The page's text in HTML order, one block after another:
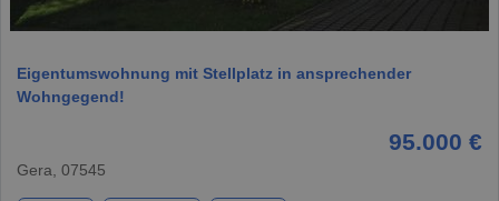
Eigentumswohnung mit Stellplatz in ansprechender
Wohngegend!
95.000 €
Gera, 07545